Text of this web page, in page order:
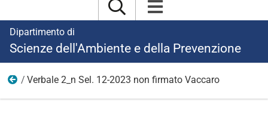
Dipartimento di
Scienze dell'Ambiente e della Prevenzione
Ricerca
Verbale 2_n Sel. 12-2023 non firmato Vaccaro